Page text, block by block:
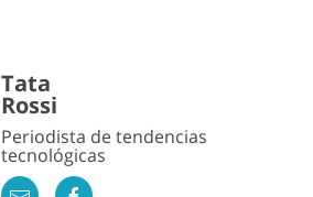
Tata
Rossi
Periodista de tendencias
tecnológicas